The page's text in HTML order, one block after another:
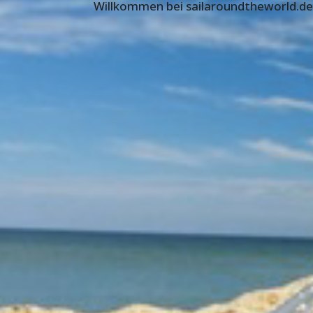
Willkommen bei sailaroundtheworld.de